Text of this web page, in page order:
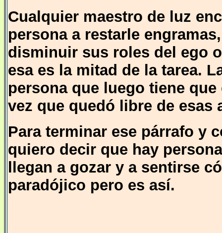
Cualquier maestro de luz
persona a restarle
disminuir sus roles del ego
esa es la mitad de la tarea.
persona que luego tiene
vez que quedó libre de esas
Para terminar ese párrafo y
quiero decir que hay
llegan a gozar y a sentirse
paradójico pero es así.